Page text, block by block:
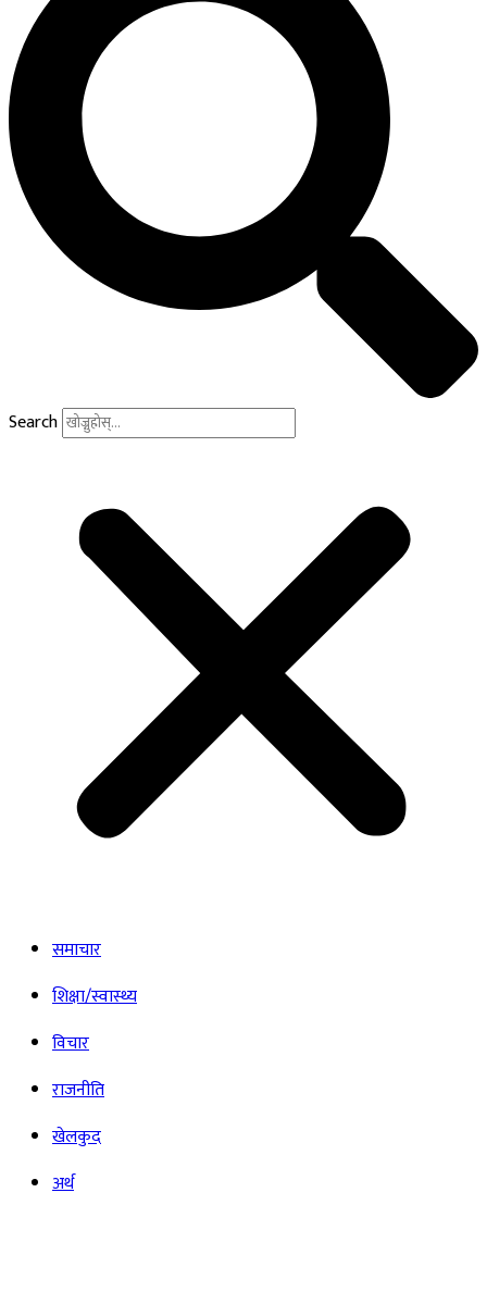
Search
समाचार
शिक्षा/स्वास्थ्य
विचार
राजनीति
खेलकुद
अर्थ